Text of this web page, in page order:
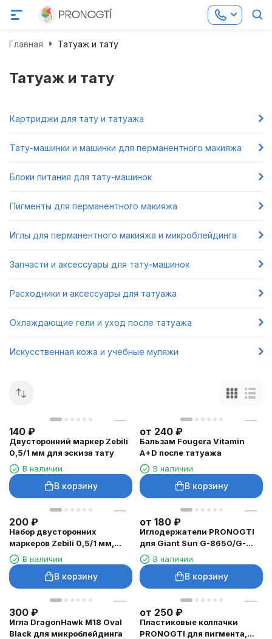
Главная Татуаж и тату
Татуаж и тату
Картриджи для тату и татуажа
Тату-машинки и машинки для перманентного макияжа
Блоки питания для тату-машинок
Пигменты для перманентного макияжа
Иглы для перманентного макияжа и микроблейдинга
Запчасти и аксессуары для тату-машинок
Расходники и аксессуары для татуажа
Охлаждающие гели и уход после татуажа
Искусственная кожа и учебные муляжи
140 ₽
Двусторонний маркер Zebili
0,5/1 мм для эскиза тату
В наличии
В корзину
от 240 ₽
Бальзам Fougera Vitamin
A+D после татуажа
В наличии
В корзину
200 ₽
Набор двусторонних
маркеров Zebili 0,5/1 мм,
красный и чёрный
В наличии
В корзину
от 180 ₽
Иглодержатели PRONOGTI
для Giant Sun G-8650/G-
9740В наличии
В корзину
300 ₽
Игла DragonHawk M18 Oval
Black для микроблейдинга
от 250 ₽
Пластиковые колпачки
PRONOGTI для пигмента,